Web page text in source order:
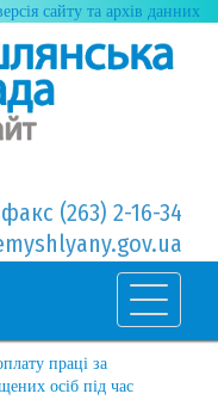
сайту та архів данних
(263) 2-16-34
праці за
осіб під час